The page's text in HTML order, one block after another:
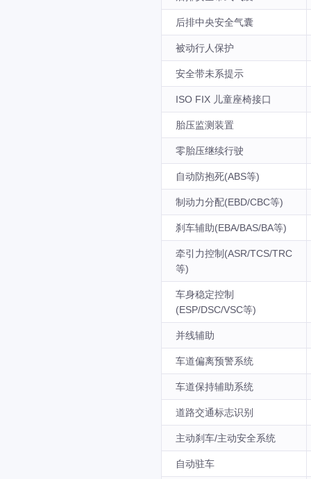
后排中央安全气囊
被动行人保护
安全带未系提示
ISO FIX 儿童座椅接口
胎压监测装置
零胎压继续行驶
自动防抱死(ABS等)
制动力分配(EBD/CBC等)
刹车辅助(EBA/BAS/BA等)
牵引力控制(ASR/TCS/TRC
等)
车身稳定控制
(ESP/DSC/VSC等)
并线辅助
车道偏离预警系统
车道保持辅助系统
道路交通标志识别
主动刹车/主动安全系统
自动驻车